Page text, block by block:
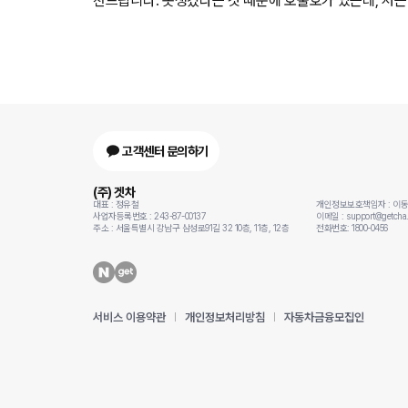
고객센터 문의하기
(주) 겟차
대표 : 정유철
사업자등록번호 : 243-87-00137
주소 : 서울특별시 강남구 삼성로91길 32 10층, 11층, 12층
개인정보보호책임자 : 이
이메일 :
전화번호: 1800-0456
서비스 이용약관 개인정보처리방침 자동차금융모집인